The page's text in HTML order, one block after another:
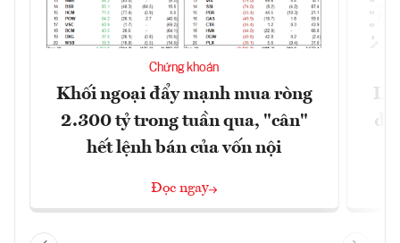
Chứng khoán
Khối ngoại đẩy mạnh mua ròng
2.300 tỷ trong tuần qua, "cân"
hết lệnh bán của vốn nội
Đọc ngay